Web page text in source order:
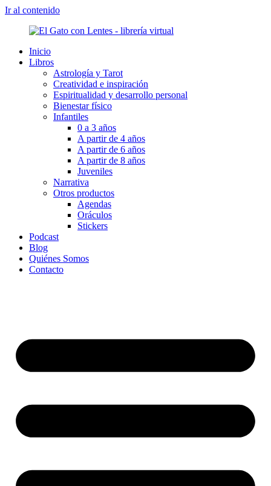
Ir al contenido
Inicio
Libros
Astrología y Tarot
Creatividad e inspiración
Espiritualidad y desarrollo personal
Bienestar físico
Infantiles
0 a 3 años
A partir de 4 años
A partir de 6 años
A partir de 8 años
Juveniles
Narrativa
Otros productos
Agendas
Oráculos
Stickers
Podcast
Blog
Quiénes Somos
Contacto